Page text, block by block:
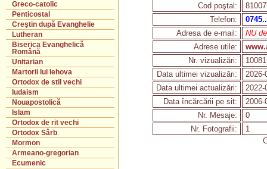
Greco-catolic
Penticostal
Creştin după Evanghelie
Lutheran
Biserica Evanghelică
Română
Unitarian
Martorii lui Iehova
Ortodox de stil vechi
Iudaism
Nouapostolică
Islam
Ortodox de rit vechi
Ortodox Sârb
Mormon
Armeano-gregorian
Ecumenic
Cod poştal:
Telefon:
Adresa de e-mail:
NU
Adrese utile:
Nr. vizualizări:
10081
Data ultimei vizualizări:
2026-
Data ultimei actualizări:
2022-
Data încărcării pe sit:
2006-
Nr. Mesaje:
0
Nr. Fotografii:
1